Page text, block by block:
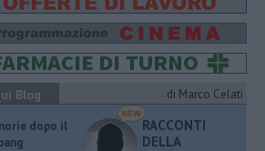
Blog di Marco Celati
dopo il
RACCONTI
DELLA